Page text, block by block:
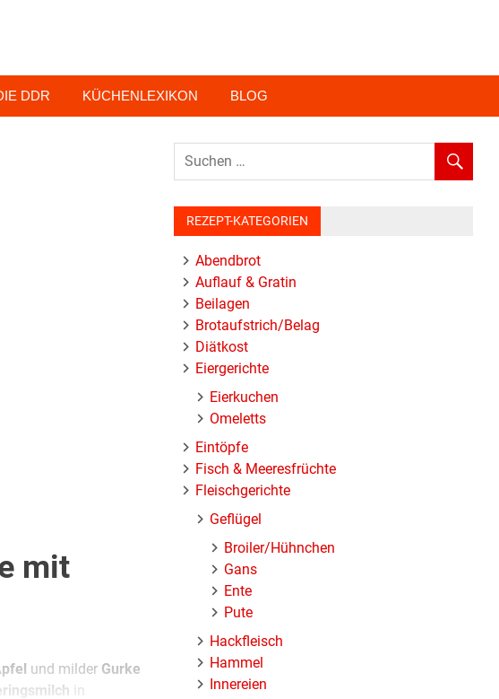
DDR KÜCHENLEXIKON BLOG
mit
und milder Gurke
in
REZEPT-KATEGORIEN
Abendbrot
Auflauf & Gratin
Beilagen
Brotaufstrich/Belag
Diätkost
Eiergerichte
Eierkuchen
Omeletts
Eintöpfe
Fisch & Meeresfrüchte
Fleischgerichte
Geflügel
Broiler/Hühnchen
Gans
Ente
Pute
Hackfleisch
Hammel
Innereien